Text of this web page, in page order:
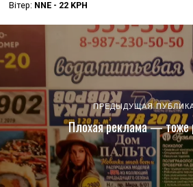
Вітер: NNE - 22 KPH
ПРЕДЫДУЩАЯ
Плохая реклама — тоже